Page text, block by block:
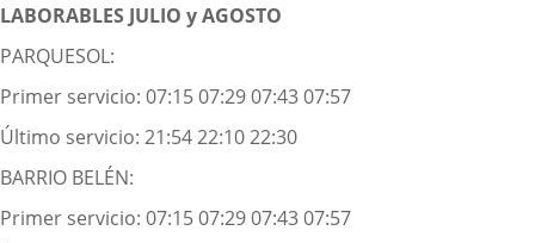
LABORABLES JULIO y AGOSTO
PARQUESOL:
Primer servicio: 07:15 07:29 07:43 07:57
Último servicio: 21:54 22:10 22:30
BARRIO BELÉN:
Primer servicio: 07:15 07:29 07:43 07:57